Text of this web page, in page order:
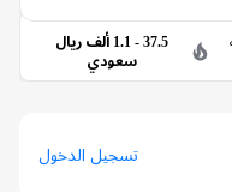
37.5 - 1.1 ألف ريال
سعودي
تسجيل الدخول